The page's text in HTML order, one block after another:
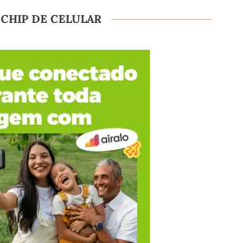
CHIP DE CELULAR